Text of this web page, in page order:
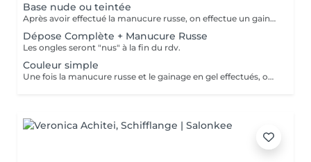
Base nude ou teintée
Après avoir effectué la manucure russe, on effectue un gainage sur l'ongle naturel à l'aide d'un gel qui peut être soit nude (naturel) soit teinté (blanc laiteux, rosé, pailleté ). On ne posera pas de couleur au dessus du gel ni de nail art pour cette prestation
Dépose Complète + Manucure Russe
Les ongles seront "nus" à la fin du rdv.
Couleur simple
Une fois la manucure russe et le gainage en gel effectués, on applique une (ou plusieurs) couleur(s) en fonction de vos envies. pailleté ). Cette prestation ne comporte pas de nail art